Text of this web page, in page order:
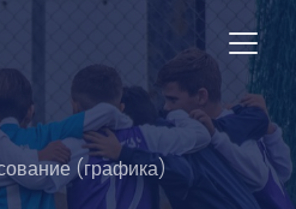
(графика)